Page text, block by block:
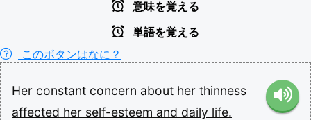
意味を覚える
単語を覚える
このボタンはなに？
Her constant concern about her thinness
affected her self-esteem and daily life.